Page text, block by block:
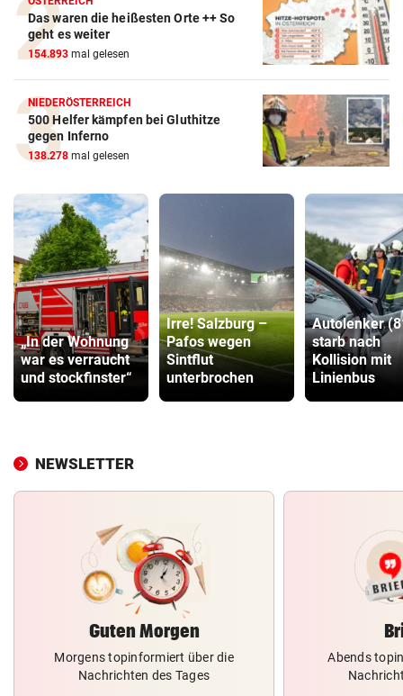
Das waren die heißesten Orte ++ So
geht es weiter
154.893 mal gelesen
NIEDERÖSTERREICH
500 Helfer kämpfen bei Gluthitze
gegen Inferno
138.278 mal gelesen
„In der Wohnung
war es verraucht
und stockfinster“
Irre! Salzburg –
Pafos wegen
Sintflut
unterbrochen
Autolenker
starb nach
Kollision mit
Linienbus
NEWSLETTER
Guten Morgen
Morgens topinformiert über die
Nachrichten des Tages
Abends